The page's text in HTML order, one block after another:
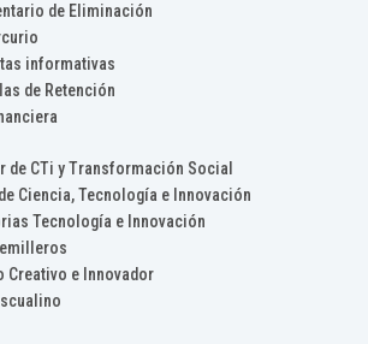
de Eliminación
informativas
de Retención
de CTi y Transformación Social
Ciencia, Tecnología e Innovación
Tecnología e Innovación
Creativo e Innovador